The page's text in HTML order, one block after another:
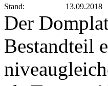
Stand: 13.09.2018
Der
Bestandteil